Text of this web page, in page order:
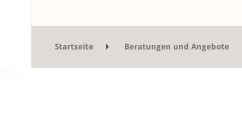
Startseite Beratungen und Angebote